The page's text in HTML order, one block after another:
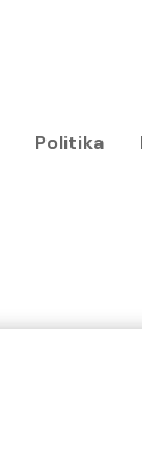
Politika